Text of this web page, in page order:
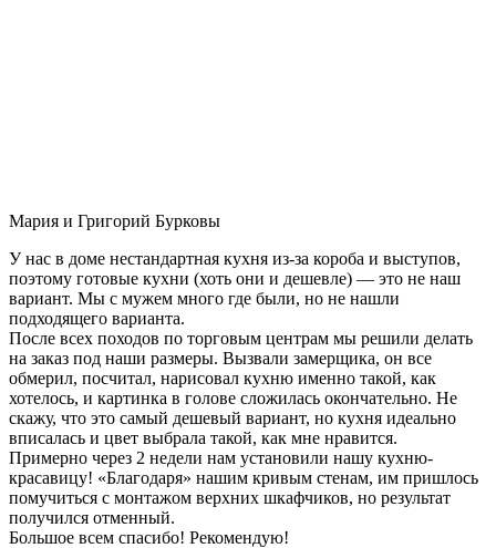
Мария и Григорий Бурковы
У нас в доме нестандартная кухня из-за короба и выступов,
поэтому готовые кухни (хоть они и дешевле) — это не наш
вариант. Мы с мужем много где были, но не нашли
подходящего варианта.
После всех походов по торговым центрам мы решили делать
на заказ под наши размеры. Вызвали замерщика, он все
обмерил, посчитал, нарисовал кухню именно такой, как
хотелось, и картинка в голове сложилась окончательно. Не
скажу, что это самый дешевый вариант, но кухня идеально
вписалась и цвет выбрала такой, как мне нравится.
Примерно через 2 недели нам установили нашу кухню-
красавицу! «Благодаря» нашим кривым стенам, им пришлось
помучиться с монтажом верхних шкафчиков, но результат
получился отменный.
Большое всем спасибо! Рекомендую!